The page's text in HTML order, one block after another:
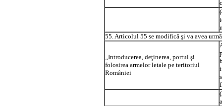
55. Articolul 55 se modifică şi va avea
„Introducerea, deţinerea, portul şi
folosirea armelor letale pe teritoriul
României